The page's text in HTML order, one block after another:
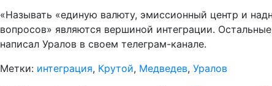
«Называть «единую валюту, эмиссионный центр и
вопросов» являются вершиной интеграции.
написал Уралов в своем телеграм-канале.
Метки: интеграция, Крутой, Медведев, Уралов